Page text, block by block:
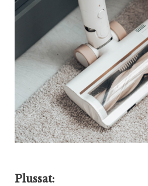
Plussat: